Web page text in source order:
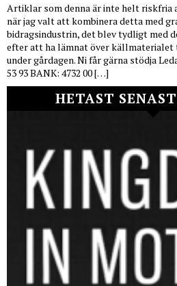
Artiklar som denna är inte helt riskfria
när jag valt att kombinera detta med
bidragsindustrin, det blev tydligt med
efter att ha lämnat över
under gårdagen. Ni får gärna stödja
53 93 BANK: 4732 00 […]
HETAST